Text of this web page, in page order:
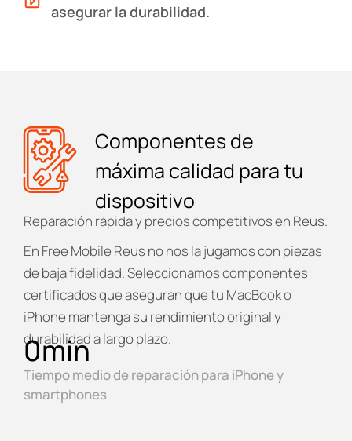
asegurar la durabilidad.
Componentes de
máxima calidad para tu
dispositivo
Reparación rápida y precios competitivos en Reus.
En Free Mobile Reus no nos la jugamos con piezas
de baja fidelidad. Seleccionamos componentes
certificados que aseguran que tu MacBook o
iPhone mantenga su rendimiento original y
durabilidad a largo plazo.
Tiempo medio de reparación para iPhone y
smartphones
0min